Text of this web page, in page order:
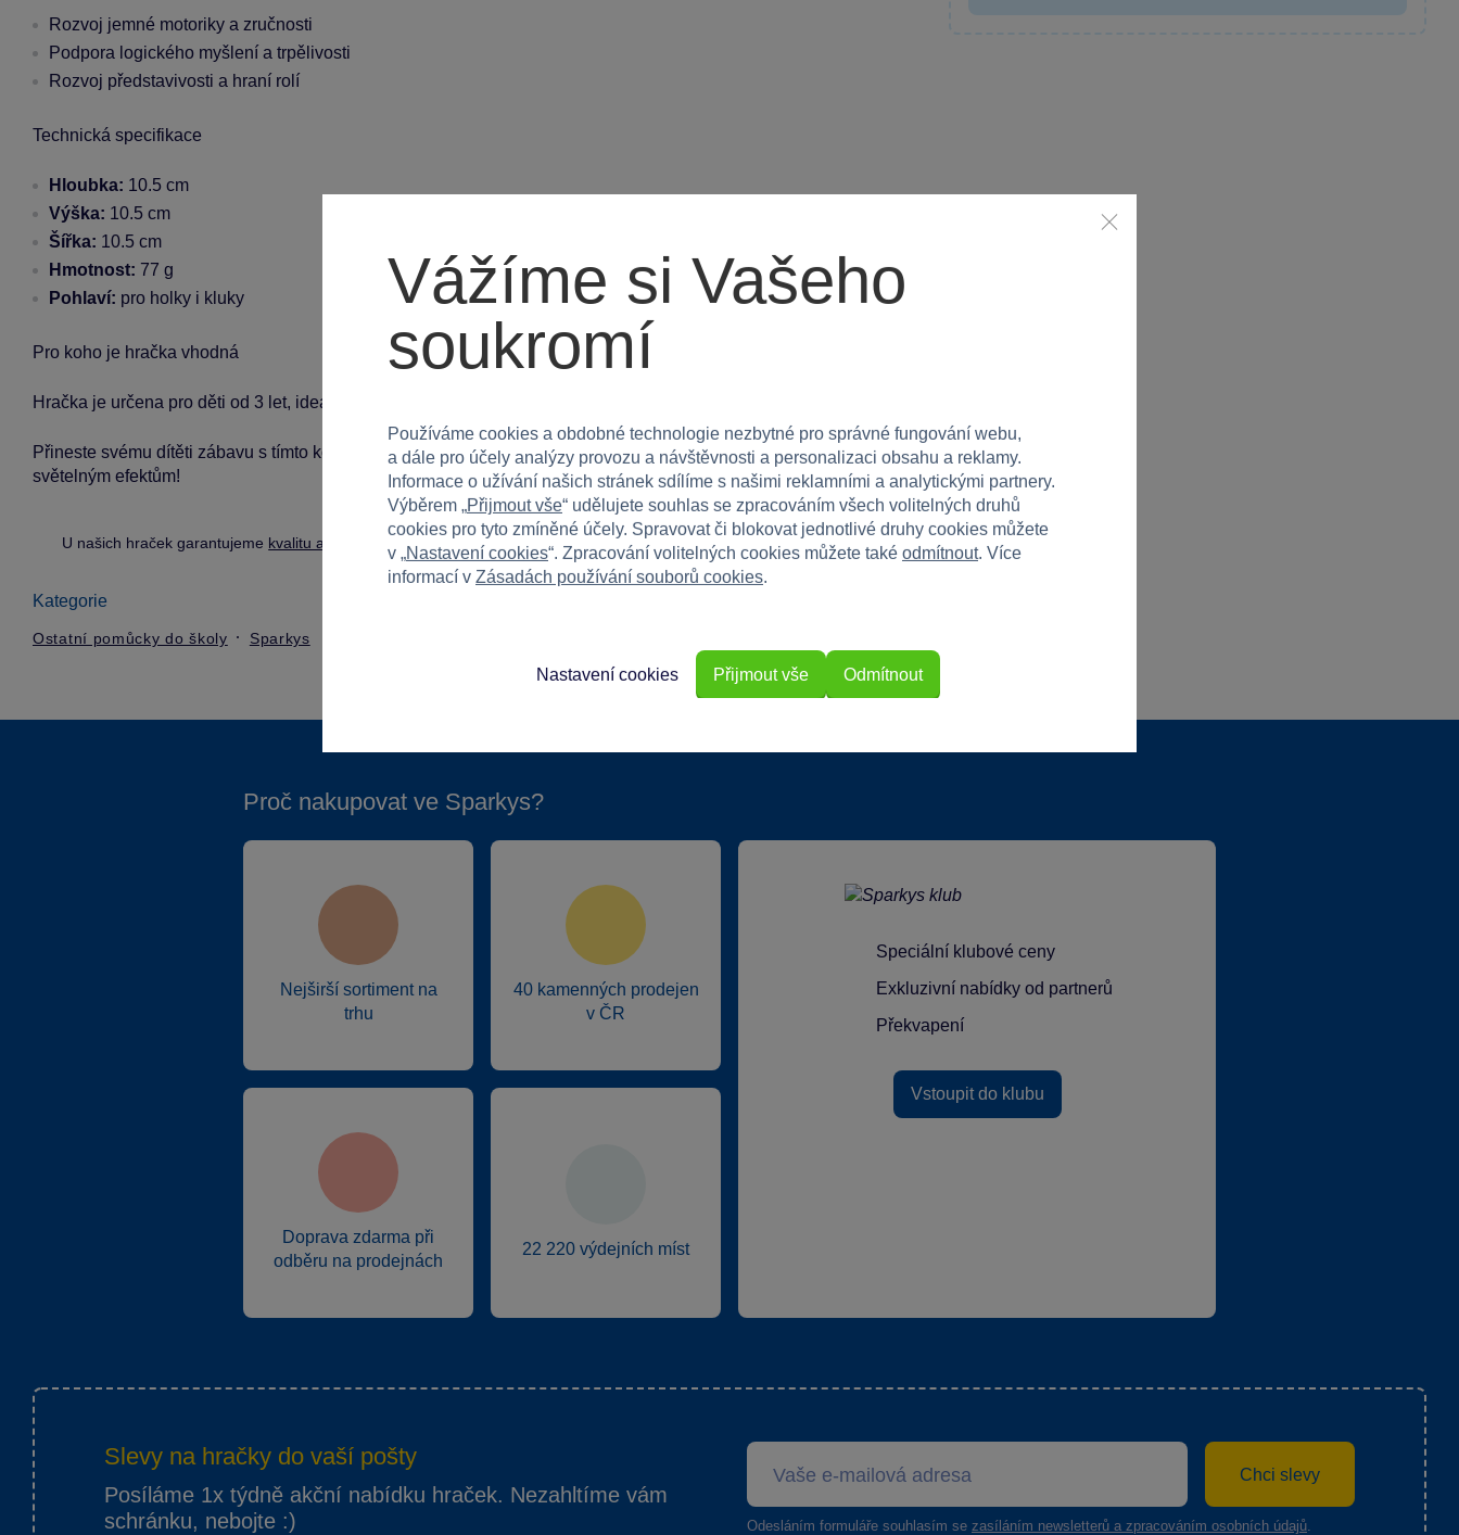
Rozvoj jemné motoriky a zručnosti
Podpora logického myšlení a trpělivosti
Rozvoj představivosti a hraní rolí
Technická specifikace
Hloubka: 10.5 cm
Výška: 10.5 cm
Šířka: 10.5 cm
Hmotnost: 77 g
Pohlaví: pro holky i kluky
Pro koho je hračka vhodná
Hračka je určena pro děti od 3 let, ideální pro kluky i holky. Skvělá volba na doma, do parku či na zahradu.
Přineste svému dítěti zábavu s tímto kouzelným skákacím mličem, které je zábavné a působivé díky svým
světelným efektům!
U našich hraček garantujeme kvalitu a bezpečnost.
Kategorie
Ostatní pomůcky do školy Sparkys
Proč nakupovat ve Sparkys?
Nejširší sortiment na
trhu
40 kamenných prodejen
v ČR
Doprava zdarma při
odběru na prodejnách
22 220 výdejních míst
Speciální klubové ceny
Exkluzivní nabídky od partnerů
Překvapení
Vstoupit do klubu
Slevy na hračky do vaší pošty
Posíláme 1x týdně akční nabídku hraček. Nezahltíme vám
schránku, nebojte :)
Chci slevy
Odesláním formuláře souhlasím se zasíláním newsletterů a zpracováním osobních údajů
Vážíme si Vašeho
soukromí
Používáme cookies a obdobné technologie nezbytné pro správné fungování webu,
a dále pro účely analýzy provozu a návštěvnosti a personalizaci obsahu a reklamy.
Informace o užívání našich stránek sdílíme s našimi reklamními a analytickými partnery.
Výběrem „Přijmout vše“ udělujete souhlas se zpracováním všech volitelných druhů
cookies pro tyto zmíněné účely. Spravovat či blokovat jednotlivé druhy cookies můžete
v „Nastavení cookies“. Zpracování volitelných cookies můžete také odmítnout. Více
informací v Zásadách používání souborů cookies.
Odmítnout
Nastavení cookies Přijmout vše